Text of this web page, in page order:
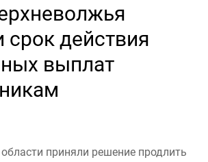
срок действия
выплат
приняли решение продлить